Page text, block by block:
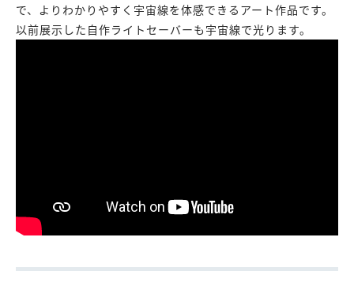
で、よりわかりやすく宇宙線を体感できるアート作品です。
以前展示した自作ライトセーバーも宇宙線で光ります。